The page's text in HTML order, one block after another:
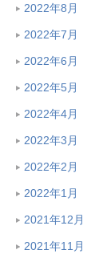
2022年8月
2022年7月
2022年6月
2022年5月
2022年4月
2022年3月
2022年2月
2022年1月
2021年12月
2021年11月